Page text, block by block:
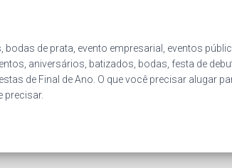
de prata, evento empresarial, eventos
aniversários, batizados, bodas, festa de
de Final de Ano. O que você precisar alugar
precisar.